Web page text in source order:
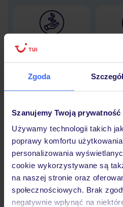
Zgoda
Szanujemy Twoją prywatność
Używamy technologii takich
poprawy komfortu
personalizowania
cookie wykorzystywane są
na naszej stronie oraz
społecznościowych. Brak
negatywnie wpłynąć na
Hotel
Opinie
Pokoje